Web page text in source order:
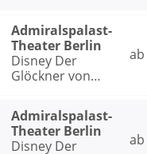
Admiralspalast-
Theater Berlin
Disney Der
Glöckner von
ab
Admiralspalast-
Theater Berlin
Disney Der
ab